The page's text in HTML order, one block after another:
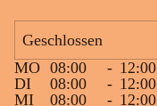
Geschlossen
MO 08:00 - 12:00
DI
08:00 - 12:00
MI
08:00 - 12:00